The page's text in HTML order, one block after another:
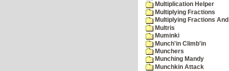
Multiplication Helper
Multiplying Fractions
Multiplying Fractions
Multris
Muminki
Munch'in Climb'in
Munchers
Munching Mandy
Munchkin Attack